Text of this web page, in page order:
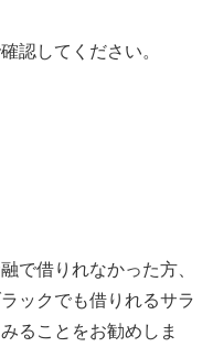
認してください。
で借りれなかった方、
ックでも借りれるサラ
ることをお勧めしま